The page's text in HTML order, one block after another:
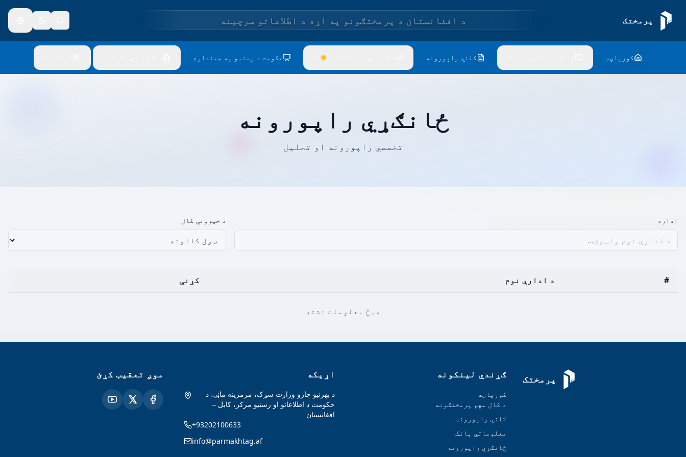
د افغانستان د پرمختګونو په اړه د اطلاعاتو سرچینه پرمختک
کورپاڼه کلني راپورونه د کال مهم پرمختګونه حکومت د رسنیو په هینداره
ځانګړي راپورونه
تخصصي راپورونه او تحلیل
اداره د خپرونې کال
# د ادارې نوم کړنې
هیڅ معلومات نشته
پرمختک ګړندي لینکونه
کورپاڼه
د کال مهم پرمختګونه
کلني راپورونه
معلوماتي بانک
ځانګړي راپورونه
اړیکه
د بهرنیو چارو وزارت سړک، مرمرینه ماڼۍ، د
حکومت د اطلاعاتو او رسنیو مرکز، کابل –
افغانستان
+93202100633
info@parmakhtag.af
موږ تعقیب کړئ